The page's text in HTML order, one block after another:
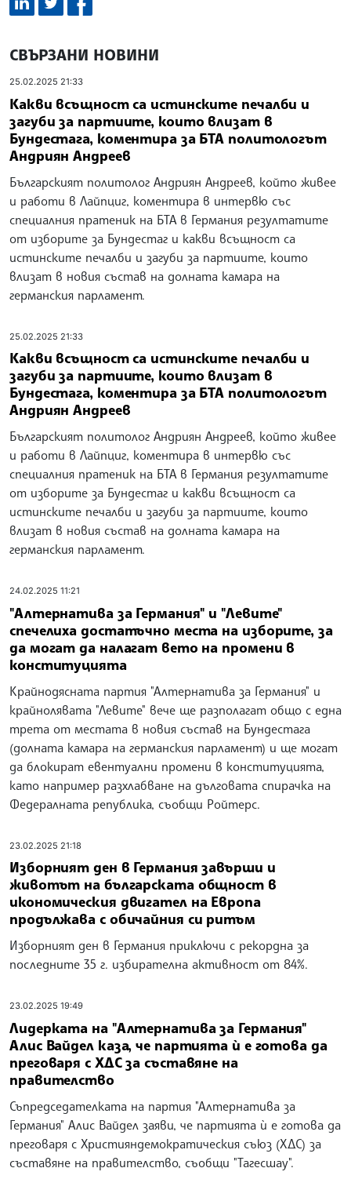
СВЪРЗАНИ НОВИНИ
25.02.2025 21:33
Какви всъщност са истинските печалби и
загуби за партиите, които влизат в
Бундестага, коментира за БТА политологът
Андриян Андреев
Българският политолог Андриян Андреев, който живее
и работи в Лайпциг, коментира в интервю със
специалния пратеник на БТА в Германия резултатите
от изборите за Бундестаг и какви всъщност са
истинските печалби и загуби за партиите, които
влизат в новия състав на долната камара на
германския парламент.
25.02.2025 21:33
Какви всъщност са истинските печалби и
загуби за партиите, които влизат в
Бундестага, коментира за БТА политологът
Андриян Андреев
Българският политолог Андриян Андреев, който живее
и работи в Лайпциг, коментира в интервю със
специалния пратеник на БТА в Германия резултатите
от изборите за Бундестаг и какви всъщност са
истинските печалби и загуби за партиите, които
влизат в новия състав на долната камара на
германския парламент.
24.02.2025 11:21
"Алтернатива за Германия" и "Левите"
спечелиха достатъчно места на изборите, за
да могат да налагат вето на промени в
конституцията
Крайнодясната партия "Алтернатива за Германия" и
крайнолявата "Левите" вече ще разполагат общо с една
трета от местата в новия състав на Бундестага
(долната камара на германския парламент) и ще могат
да блокират евентуални промени в конституцията,
като например разхлабване на дълговата спирачка на
Федералната република, съобщи Ройтерс.
23.02.2025 21:18
Изборният ден в Германия завърши и
животът на българската общност в
икономическия двигател на Европа
продължава с обичайния си ритъм
Изборният ден в Германия приключи с рекордна за
последните 35 г. избирателна активност от 84%.
23.02.2025 19:49
Лидерката на "Алтернатива за Германия"
Алис Вайдел каза, че партията ѝ е готова да
преговаря с ХДС за съставяне на
правителство
Съпредседателката на партия "Алтернатива за
Германия" Алис Вайдел заяви, че партията ѝ е готова да
преговаря с Християндемократическия съюз (ХДС) за
съставяне на правителство, съобщи "Тагесшау".